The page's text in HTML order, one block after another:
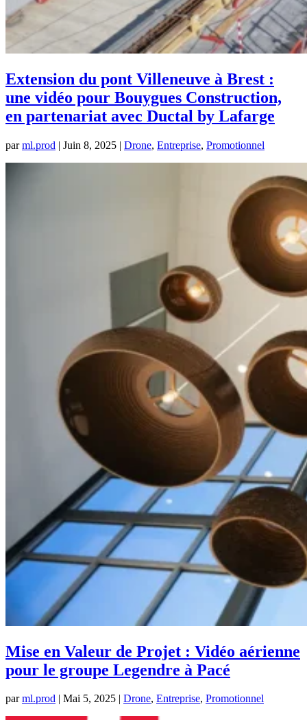
Extension du pont Villeneuve à Brest :
une vidéo pour Bouygues Construction,
en partenariat avec Ductal by Lafarge
parml.prod | Juin 8, 2025 | Drone, Entreprise, Promotionnel
Mise en Valeur de Projet : Vidéo aérienne
pour le groupe Legendre à Pacé
parml.prod | Mai 5, 2025 | Drone, Entreprise, Promotionnel